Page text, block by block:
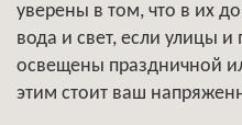
уверены в том, что в их
вода и свет, если улицы
освещены праздничной
этим стоит ваш